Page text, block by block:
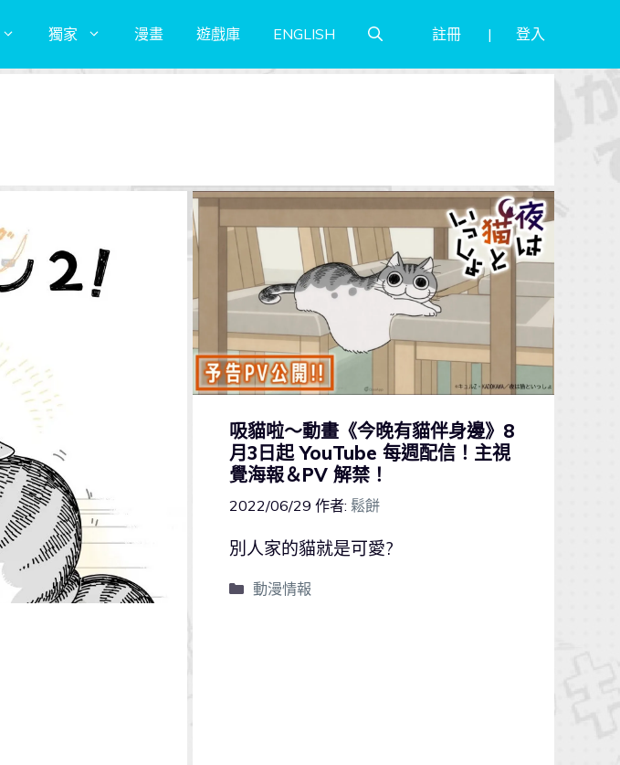
獨家 漫畫 遊戲庫 ENGLISH 註冊 登入
吸貓啦～動畫《今晚有貓伴身邊》8
月3日起 YouTube 每週配信！主視
覺海報＆PV 解禁！
2022/06/29 作者: 鬆餅
別人家的貓就是可愛?
動漫情報